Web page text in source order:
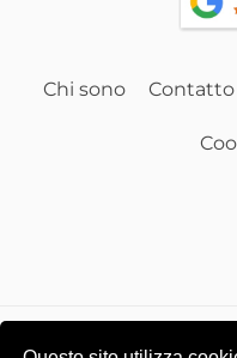
Chi sono Contatto
Gdmtech Web